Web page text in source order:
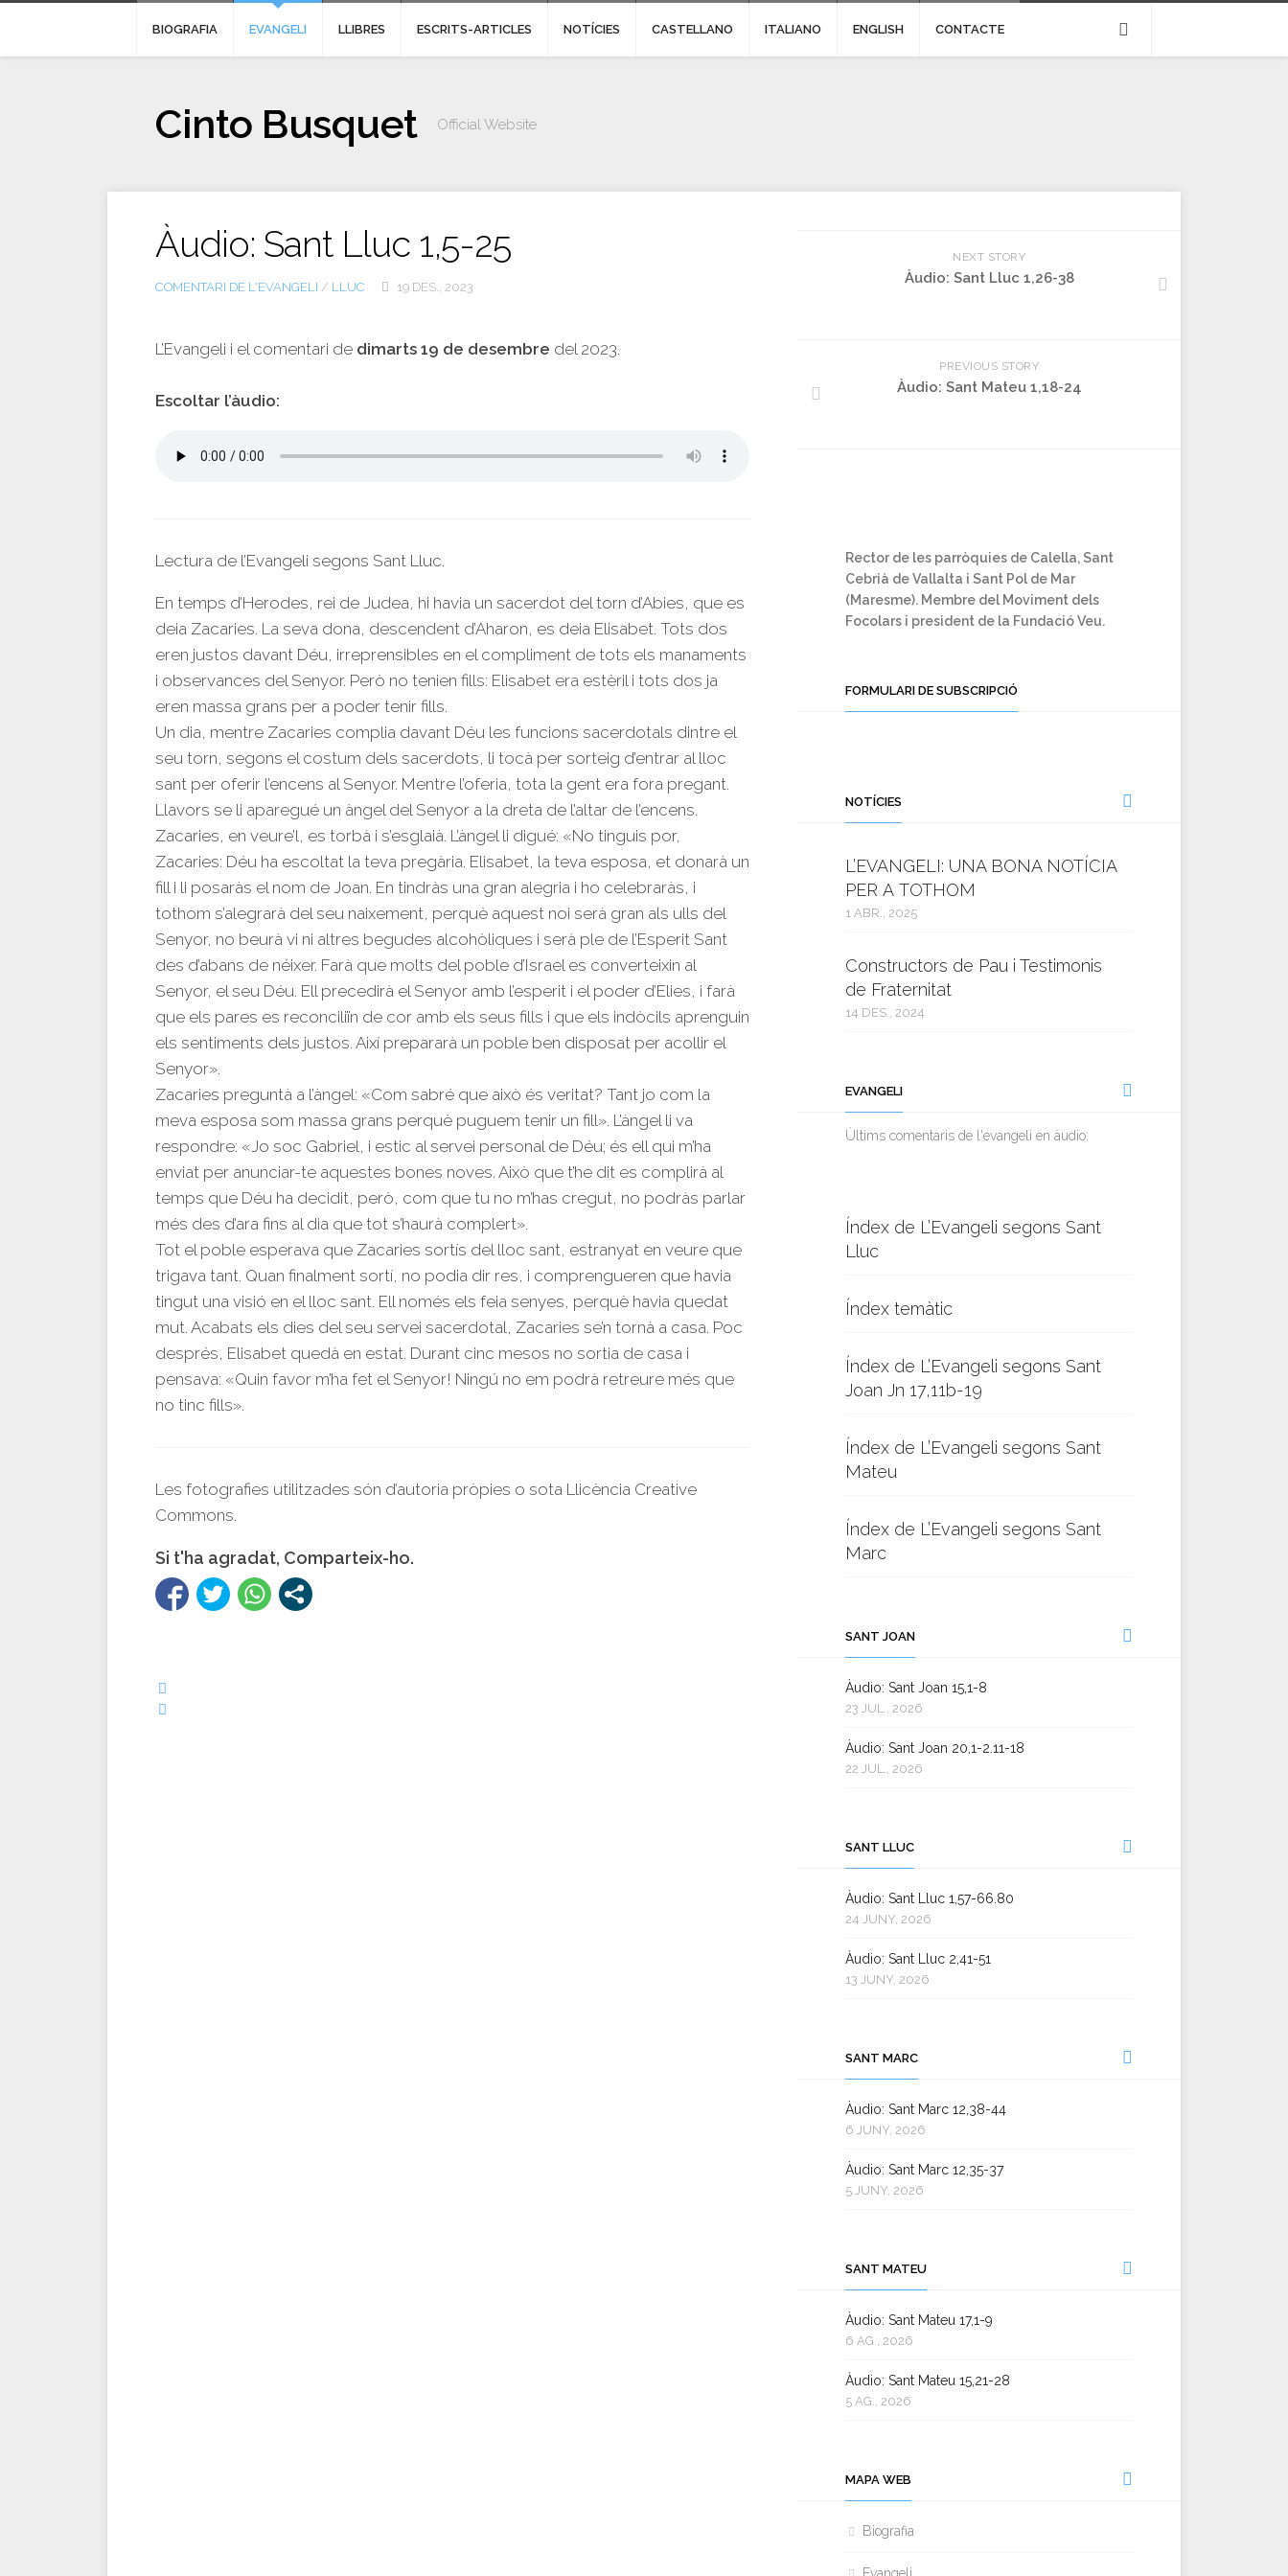
BIOGRAFIA EVANGELI LLIBRES ESCRITS-ARTICLES NOTÍCIES CASTELLANO ITALIANO ENGLISH CONTACTE
Cinto Busquet Official Website
Àudio: Sant Lluc 1,5-25
COMENTARI DE L'EVANGELI / LLUC 19 DES., 2023
L’Evangeli i el comentari de dimarts 19 de desembre del 2023.
Escoltar l’àudio:
Lectura de l’Evangeli segons Sant Lluc.
En temps d’Herodes, rei de Judea, hi havia un sacerdot del torn d’Abies, que es
deia Zacaries. La seva dona, descendent d’Aharon, es deia Elisabet. Tots dos
eren justos davant Déu, irreprensibles en el compliment de tots els manaments
i observances del Senyor. Però no tenien fills: Elisabet era estèril i tots dos ja
eren massa grans per a poder tenir fills.
Un dia, mentre Zacaries complia davant Déu les funcions sacerdotals dintre el
seu torn, segons el costum dels sacerdots, li tocà per sorteig d’entrar al lloc
sant per oferir l’encens al Senyor. Mentre l’oferia, tota la gent era fora pregant.
Llavors se li aparegué un àngel del Senyor a la dreta de l’altar de l’encens.
Zacaries, en veure’l, es torbà i s’esglaià. L’àngel li digué: «No tinguis por,
Zacaries: Déu ha escoltat la teva pregària. Elisabet, la teva esposa, et donarà un
fill i li posaràs el nom de Joan. En tindràs una gran alegria i ho celebraràs, i
tothom s’alegrarà del seu naixement, perquè aquest noi serà gran als ulls del
Senyor, no beurà vi ni altres begudes alcohòliques i serà ple de l’Esperit Sant
des d’abans de néixer. Farà que molts del poble d’Israel es converteixin al
Senyor, el seu Déu. Ell precedirà el Senyor amb l’esperit i el poder d’Elies, i farà
que els pares es reconciliïn de cor amb els seus fills i que els indòcils aprenguin
els sentiments dels justos. Així prepararà un poble ben disposat per acollir el
Senyor».
Zacaries preguntà a l’àngel: «Com sabré que això és veritat? Tant jo com la
meva esposa som massa grans perquè puguem tenir un fill». L’àngel li va
respondre: «Jo soc Gabriel, i estic al servei personal de Déu; és ell qui m’ha
enviat per anunciar-te aquestes bones noves. Això que t’he dit es complirà al
temps que Déu ha decidit, però, com que tu no m’has cregut, no podràs parlar
més des d’ara fins al dia que tot s’haurà complert».
Tot el poble esperava que Zacaries sortís del lloc sant, estranyat en veure que
trigava tant. Quan finalment sortí, no podia dir res, i comprengueren que havia
tingut una visió en el lloc sant. Ell només els feia senyes, perquè havia quedat
mut. Acabats els dies del seu servei sacerdotal, Zacaries se’n tornà a casa. Poc
després, Elisabet quedà en estat. Durant cinc mesos no sortia de casa i
pensava: «Quin favor m’ha fet el Senyor! Ningú no em podrà retreure més que
no tinc fills».
Les fotografies utilitzades són d’autoria pròpies o sota Llicència Creative
Commons.
Si t'ha agradat, Comparteix-ho.
NEXT STORY
Àudio: Sant Lluc 1,26-38
PREVIOUS STORY
Àudio: Sant Mateu 1,18-24
Rector de les parròquies de Calella, Sant
Cebrià de Vallalta i Sant Pol de Mar
(Maresme). Membre del Moviment dels
Focolars i president de la Fundació Veu.
FORMULARI DE SUBSCRIPCIÓ
NOTÍCIES
L’EVANGELI: UNA BONA NOTÍCIA
PER A TOTHOM
1 ABR., 2025
Constructors de Pau i Testimonis
de Fraternitat
14 DES., 2024
EVANGELI
Ùltims comentaris de l'evangeli en àudio:
Índex de L’Evangeli segons Sant
Lluc
Índex temàtic
Índex de L’Evangeli segons Sant
Joan Jn 17,11b-19
Índex de L’Evangeli segons Sant
Mateu
Índex de L’Evangeli segons Sant
Marc
SANT JOAN
Àudio: Sant Joan 15,1-8
23 JUL., 2026
Àudio: Sant Joan 20,1-2.11-18
22 JUL., 2026
SANT LLUC
Àudio: Sant Lluc 1,57-66.80
24 JUNY, 2026
Àudio: Sant Lluc 2,41-51
13 JUNY, 2026
SANT MARC
Àudio: Sant Marc 12,38-44
6 JUNY, 2026
Àudio: Sant Marc 12,35-37
5 JUNY, 2026
SANT MATEU
Àudio: Sant Mateu 17,1-9
6 AG., 2026
Àudio: Sant Mateu 15,21-28
5 AG., 2026
MAPA WEB
Biografia